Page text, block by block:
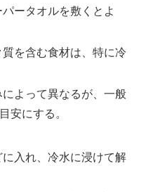
ータオルを敷くとよ
を含む食材は、特に冷
よって異なるが、一般
安にする。
入れ、冷水に浸けて解